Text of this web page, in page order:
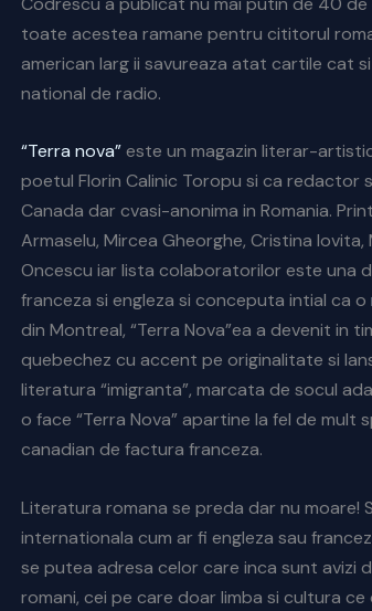
toate acestea ramane pentru cititorul
american larg ii savureaza atat cartile cat
national de radio.
“Terra nova”este un magazin literar-
poetul Florin Calinic Toropu si ca redactor
Canada dar cvasi-anonima in Romania.
Armaselu, Mircea Gheorghe, Cristina Iovita,
Oncescu iar lista colaboratorilor este una
franceza si engleza si conceputa intial ca o
din Montreal, “Terra Nova”ea a devenit in
quebechez cu accent pe originalitate si
literatura “imigranta”, marcata de socul
o face “Terra Nova” apartine la fel de mult
canadian de factura franceza.
Literatura romana se preda dar nu moare!
internationala cum ar fi engleza sau
se putea adresa celor care inca sunt avizi
romani, cei pe care doar limba si cultura